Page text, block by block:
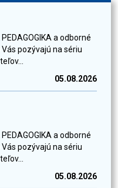
a odborné
pozývajú na sériu
05.08.2026
a odborné
pozývajú na sériu
05.08.2026